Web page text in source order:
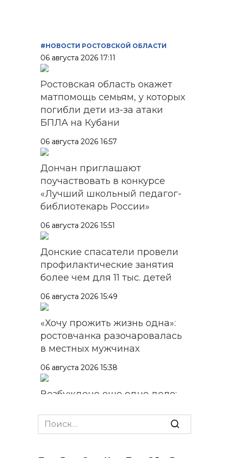
#НОВОСТИ РОСТОВСКОЙ ОБЛАСТИ
06 августа 2026 17:11
Ростовская область окажет
матпомощь семьям, у которых
погибли дети из-за атаки
БПЛА на Кубани
06 августа 2026 16:57
Дончан приглашают
поучаствовать в конкурсе
«Лучший школьный педагог-
библиотекарь России»
06 августа 2026 15:51
Донские спасатели провели
профилактические занятия
более чем для 11 тыс. детей
06 августа 2026 15:49
«Хочу прожить жизнь одна»:
ростовчанка разочаровалась
в местных мужчинах
06 августа 2026 15:38
Возбуждено еще одно дело:
на АЗС заполняли две
емкости на 1000 л
Search
for: